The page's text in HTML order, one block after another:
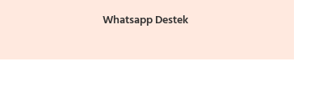
Whatsapp Destek